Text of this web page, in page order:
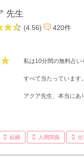
先生
(4.56) 420件
私は10分間の無料占い
すべて当たっています。
アクア先生、本当にあ
結婚 人間関係 仕